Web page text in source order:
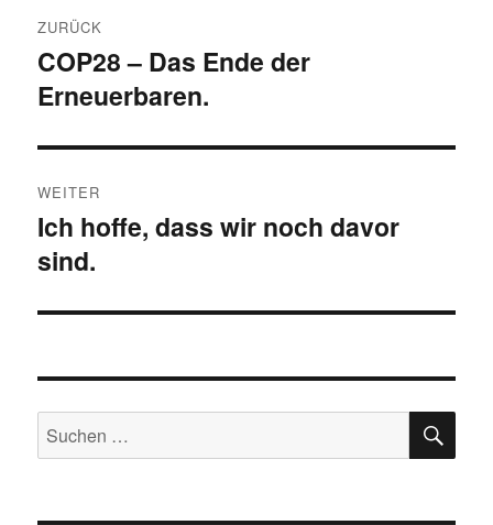
ZURÜCK
Vorheriger
Beitrag:
COP28 – Das Ende der
Erneuerbaren.
WEITER
Nächster
Beitrag:
Ich hoffe, dass wir noch davor
sind.
Suchen
nach: